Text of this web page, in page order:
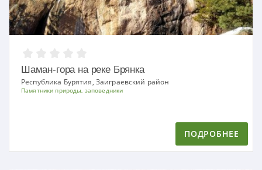
Шаман-гора на реке Брянка
Республика Бурятия, Заиграевский район
Памятники природы, заповедники
ПОДРОБНЕЕ